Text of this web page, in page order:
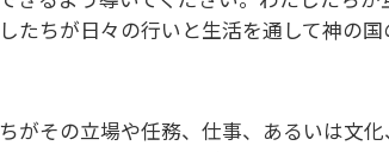
たちが日々の行いと生活を通して神の
がその立場や任務、仕事、あるいは文